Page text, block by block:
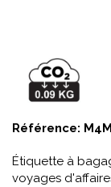
Référence:
Étiquette à
voyages